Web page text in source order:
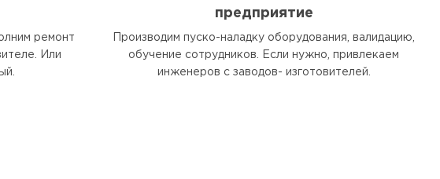
ремонт
Или
предприятие
Производим пуско-наладку оборудования, валидацию,
обучение сотрудников. Если нужно, привлекаем
инженеров с заводов- изготовителей.